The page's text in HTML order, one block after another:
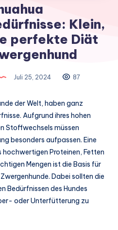
Klein,
perfekte Diät
Juli 25, 2024 87
der Welt, haben ganz
Aufgrund ihres hohen
Stoffwechsels müssen
besonders aufpassen. Eine
hochwertigen Proteinen, Fetten
Mengen ist die Basis für
Dabei sollten die
Bedürfnissen des Hundes
oder Unterfütterung zu